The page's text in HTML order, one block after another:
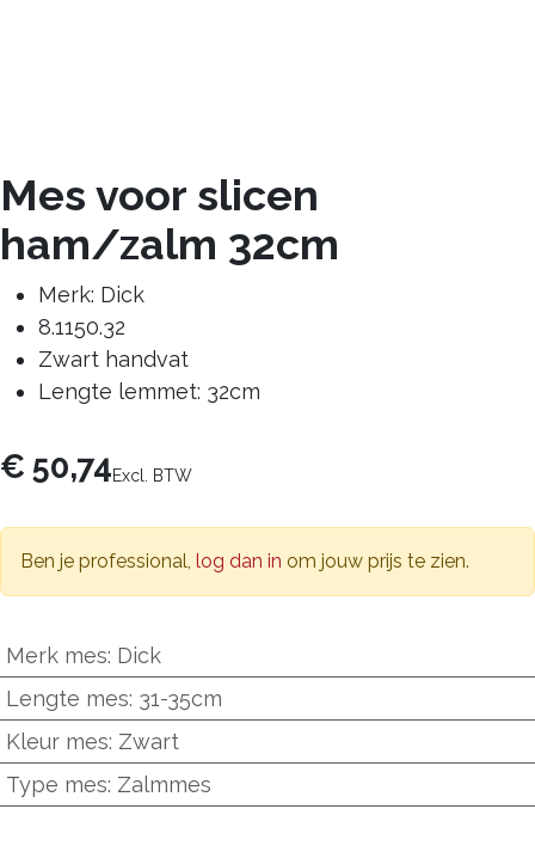
Mes voor slicen
ham/zalm 32cm
Merk: Dick
8.1150.32
Zwart handvat
Lengte lemmet: 32cm
€ 50,74Excl. BTW
Ben je professional, log dan in om jouw prijs te zien.
Merk mes: Dick
Lengte mes: 31-35cm
Kleur mes: Zwart
Type mes: Zalmmes